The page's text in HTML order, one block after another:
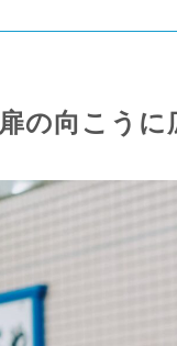
扉の向こう